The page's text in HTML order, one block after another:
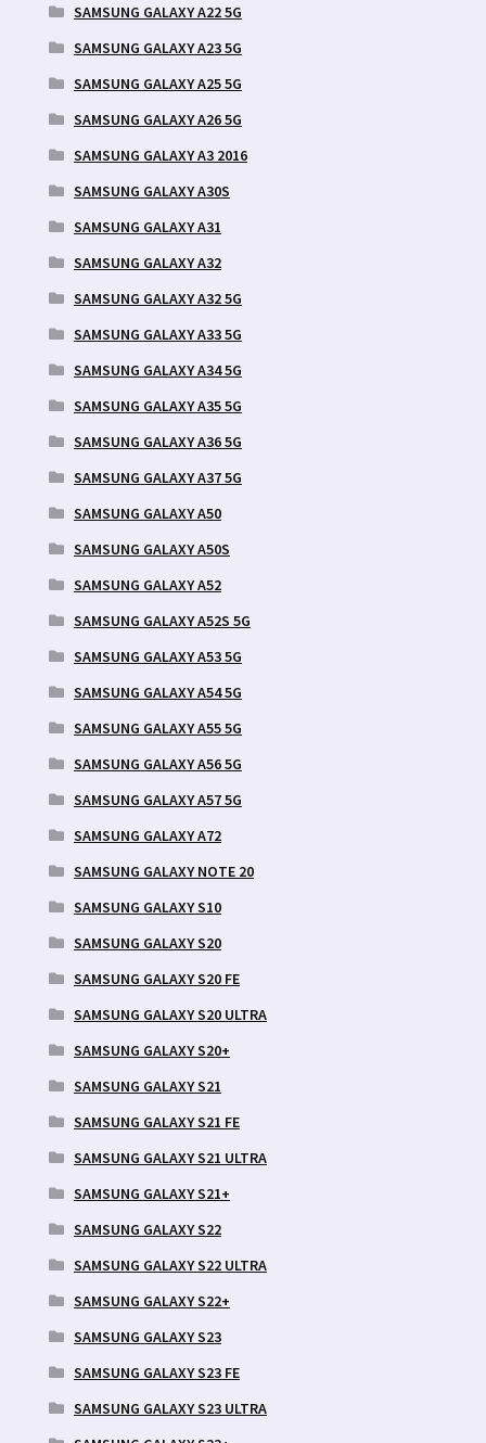
SAMSUNG GALAXY A22 5G
SAMSUNG GALAXY A23 5G
SAMSUNG GALAXY A25 5G
SAMSUNG GALAXY A26 5G
SAMSUNG GALAXY A3 2016
SAMSUNG GALAXY A30S
SAMSUNG GALAXY A31
SAMSUNG GALAXY A32
SAMSUNG GALAXY A32 5G
SAMSUNG GALAXY A33 5G
SAMSUNG GALAXY A34 5G
SAMSUNG GALAXY A35 5G
SAMSUNG GALAXY A36 5G
SAMSUNG GALAXY A37 5G
SAMSUNG GALAXY A50
SAMSUNG GALAXY A50S
SAMSUNG GALAXY A52
SAMSUNG GALAXY A52S 5G
SAMSUNG GALAXY A53 5G
SAMSUNG GALAXY A54 5G
SAMSUNG GALAXY A55 5G
SAMSUNG GALAXY A56 5G
SAMSUNG GALAXY A57 5G
SAMSUNG GALAXY A72
SAMSUNG GALAXY NOTE 20
SAMSUNG GALAXY S10
SAMSUNG GALAXY S20
SAMSUNG GALAXY S20 FE
SAMSUNG GALAXY S20 ULTRA
SAMSUNG GALAXY S20+
SAMSUNG GALAXY S21
SAMSUNG GALAXY S21 FE
SAMSUNG GALAXY S21 ULTRA
SAMSUNG GALAXY S21+
SAMSUNG GALAXY S22
SAMSUNG GALAXY S22 ULTRA
SAMSUNG GALAXY S22+
SAMSUNG GALAXY S23
SAMSUNG GALAXY S23 FE
SAMSUNG GALAXY S23 ULTRA